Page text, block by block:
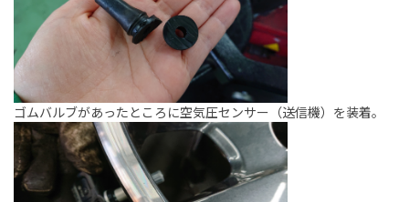
ゴムバルブがあったところに空気圧センサー（送信機）を装着。